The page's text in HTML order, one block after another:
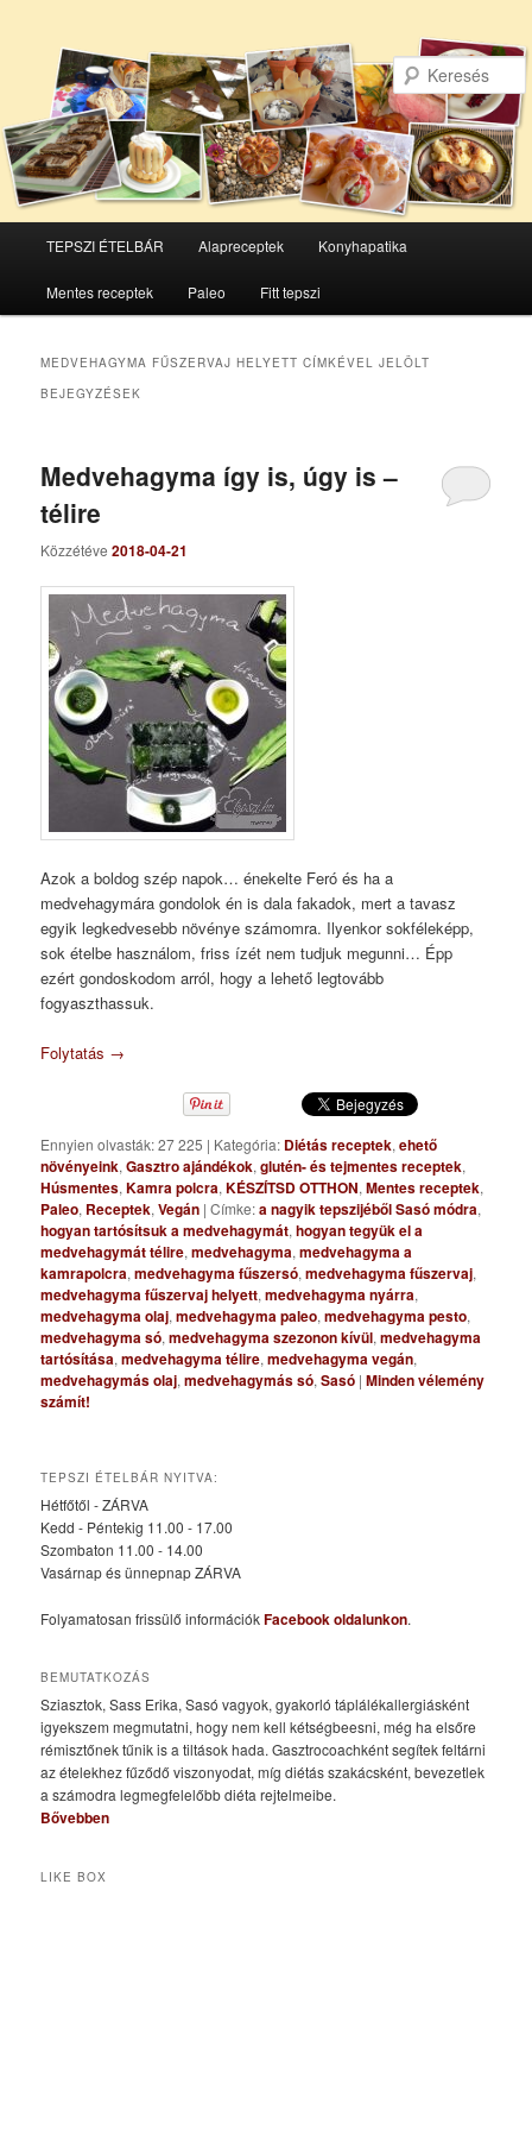
Tovább
az
tartalomra
Tovább
a
tartalomra
TEPSZI ÉTELBÁR Alapreceptek Konyhapatika
Mentes receptek Paleo Fitt tepszi
MEDVEHAGYMA FŰSZERVAJ HELYETT CÍMKÉVEL JELÖLT
BEJEGYZÉSEK
Medvehagyma így is, úgy is –
télire
Közzétéve2018-04-21
Azok a boldog szép napok… énekelte Feró és ha a
medvehagymára gondolok én is dala fakadok, mert a tavasz
egyik legkedvesebb növénye számomra. Ilyenkor sokféleképp,
sok ételbe használom, friss ízét nem tudjuk megunni… Épp
ezért gondoskodom arról, hogy a lehető legtovább
fogyaszthassuk.
Folytatás →
Ennyien olvasták: 27 225 | Kategória: Diétás receptek,ehető
növényeink,Gasztro ajándékok,glutén- és tejmentes receptek,
Húsmentes,Kamra polcra,KÉSZÍTSD OTTHON,Mentes receptek,
Paleo, Receptek,Vegán |Címke:a nagyik tepszijéből Sasó módra,
hogyan tartósítsuk a medvehagymát,hogyan tegyük el a
medvehagymát télire,medvehagyma,medvehagyma a
kamrapolcra,medvehagyma fűszersó,medvehagyma fűszervaj,
medvehagyma fűszervaj helyett,medvehagyma nyárra,
medvehagyma olaj,medvehagyma paleo,medvehagyma pesto,
medvehagyma só,medvehagyma szezonon kívül,medvehagyma
tartósítása,medvehagyma télire,medvehagyma vegán,
medvehagymás olaj,medvehagymás só,Sasó |Minden vélemény
számít!
TEPSZI ÉTELBÁR NYITVA:
Hétfőtől - ZÁRVA
Kedd - Péntekig 11.00 - 17.00
Szombaton 11.00 - 14.00
Vasárnap és ünnepnap ZÁRVA
Folyamatosan frissülő információkFacebook oldalunkon.
BEMUTATKOZÁS
Sziasztok, Sass Erika, Sasó vagyok, gyakorló táplálékallergiásként
igyekszem megmutatni, hogy nem kell kétségbeesni, még ha elsőre
rémisztőnek tűnik is a tiltások hada. Gasztrocoachként segítek feltárni
az ételekhez fűződő viszonyodat, míg diétás szakácsként, bevezetlek
a számodra legmegfelelőbb diéta rejtelmeibe.
Bővebben
LIKE BOX